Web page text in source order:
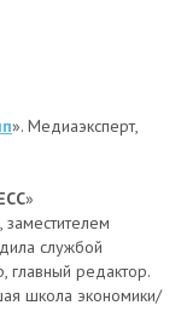
». Медиаэксперт,
»
службой
главный редактор.
школа экономики/